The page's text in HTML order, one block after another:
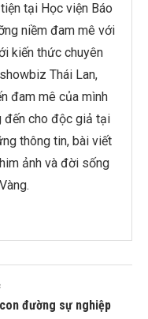
tại Học viện Báo
niềm đam mê với
kiến thức chuyên
Thái Lan,
đam mê của mình
đến cho độc giả tại
thông tin, bài viết
ảnh và đời sống
đường sự nghiệp